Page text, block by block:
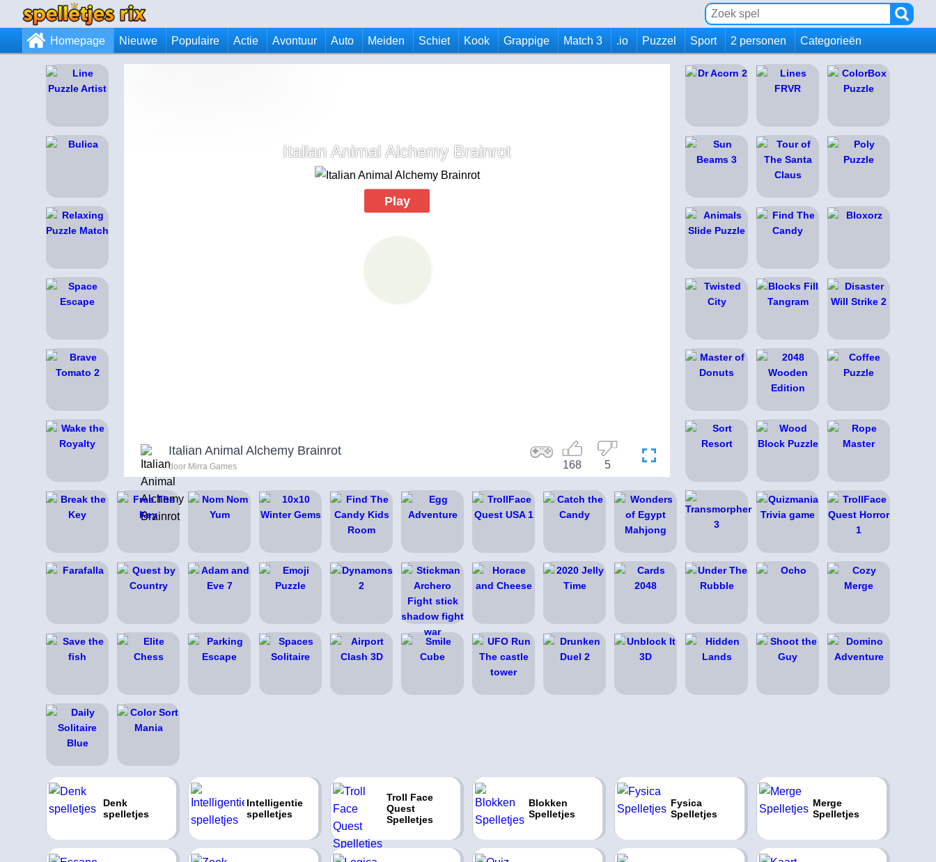
Homepage Nieuwe Populaire Actie Avontuur Auto Meiden Schiet Kook Grappige Match 3 .io Puzzel Sport 2 personen Categorieën
Italian Animal Alchemy Brainrot
Play
Italian Animal Alchemy Brainrot
door Mirra Games 5
168
Denk
spelletjes
Intelligentie
spelletjes
Troll Face
Quest
Spelletjes
Blokken
Spelletjes
Fysica
Spelletjes
Merge
Spelletjes